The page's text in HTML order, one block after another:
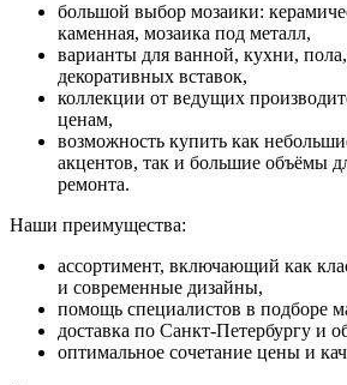
большой выбор мозаики:
каменная, мозаика под металл,
варианты для ванной, кухни,
декоративных вставок,
коллекции от ведущих
ценам,
возможность купить как
акцентов, так и большие объёмы
ремонта.
Наши преимущества:
ассортимент, включающий как
и современные дизайны,
помощь специалистов в подборе
доставка по Санкт-Петербургу и
оптимальное сочетание цены и